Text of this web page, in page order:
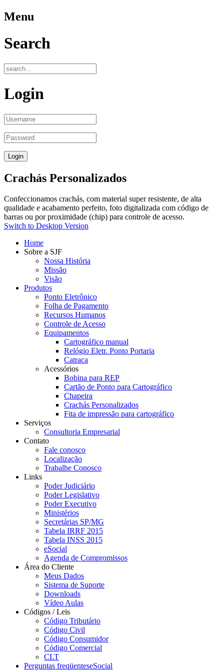
Menu
Search
Login
Crachás Personalizados
Confeccionamos crachás, com material super resistente, de alta
qualidade e acabamento perfeito, foto digitalizada com código de
barras ou por proximidade (chip) para controle de acesso.
Switch to Desktop Version
Home
Sobre a SJF
Nossa História
Missão
Visão
Produtos
Ponto Eletrônico
Folha de Pagamento
Recursos Humanos
Controle de Acesso
Equipamentos
Cartográfico manual
Relógio Eletr. Ponto Portaria
Catraca
Acessórios
Bobina para REP
Cartão de Ponto para Cartográfico
Chapeira
Crachás Personalizados
Fita de impressão para cartográfico
Serviços
Consultoria Empresarial
Contato
Fale conosco
Localização
Trabalhe Conosco
Links
Poder Judiciário
Poder Legislativo
Poder Executivo
Ministérios
Secretárias SP/MG
Tabela IRRF 2015
Tabela INSS 2015
eSocial
Agenda de Compromissos
Área do Cliente
Meus Dados
Sistema de Suporte
Downloads
Vídeo Aulas
Códigos / Leis
Código Tributário
Código Civil
Código Consumidor
Código Comercial
CLT
Perguntas freqüenteseSocial